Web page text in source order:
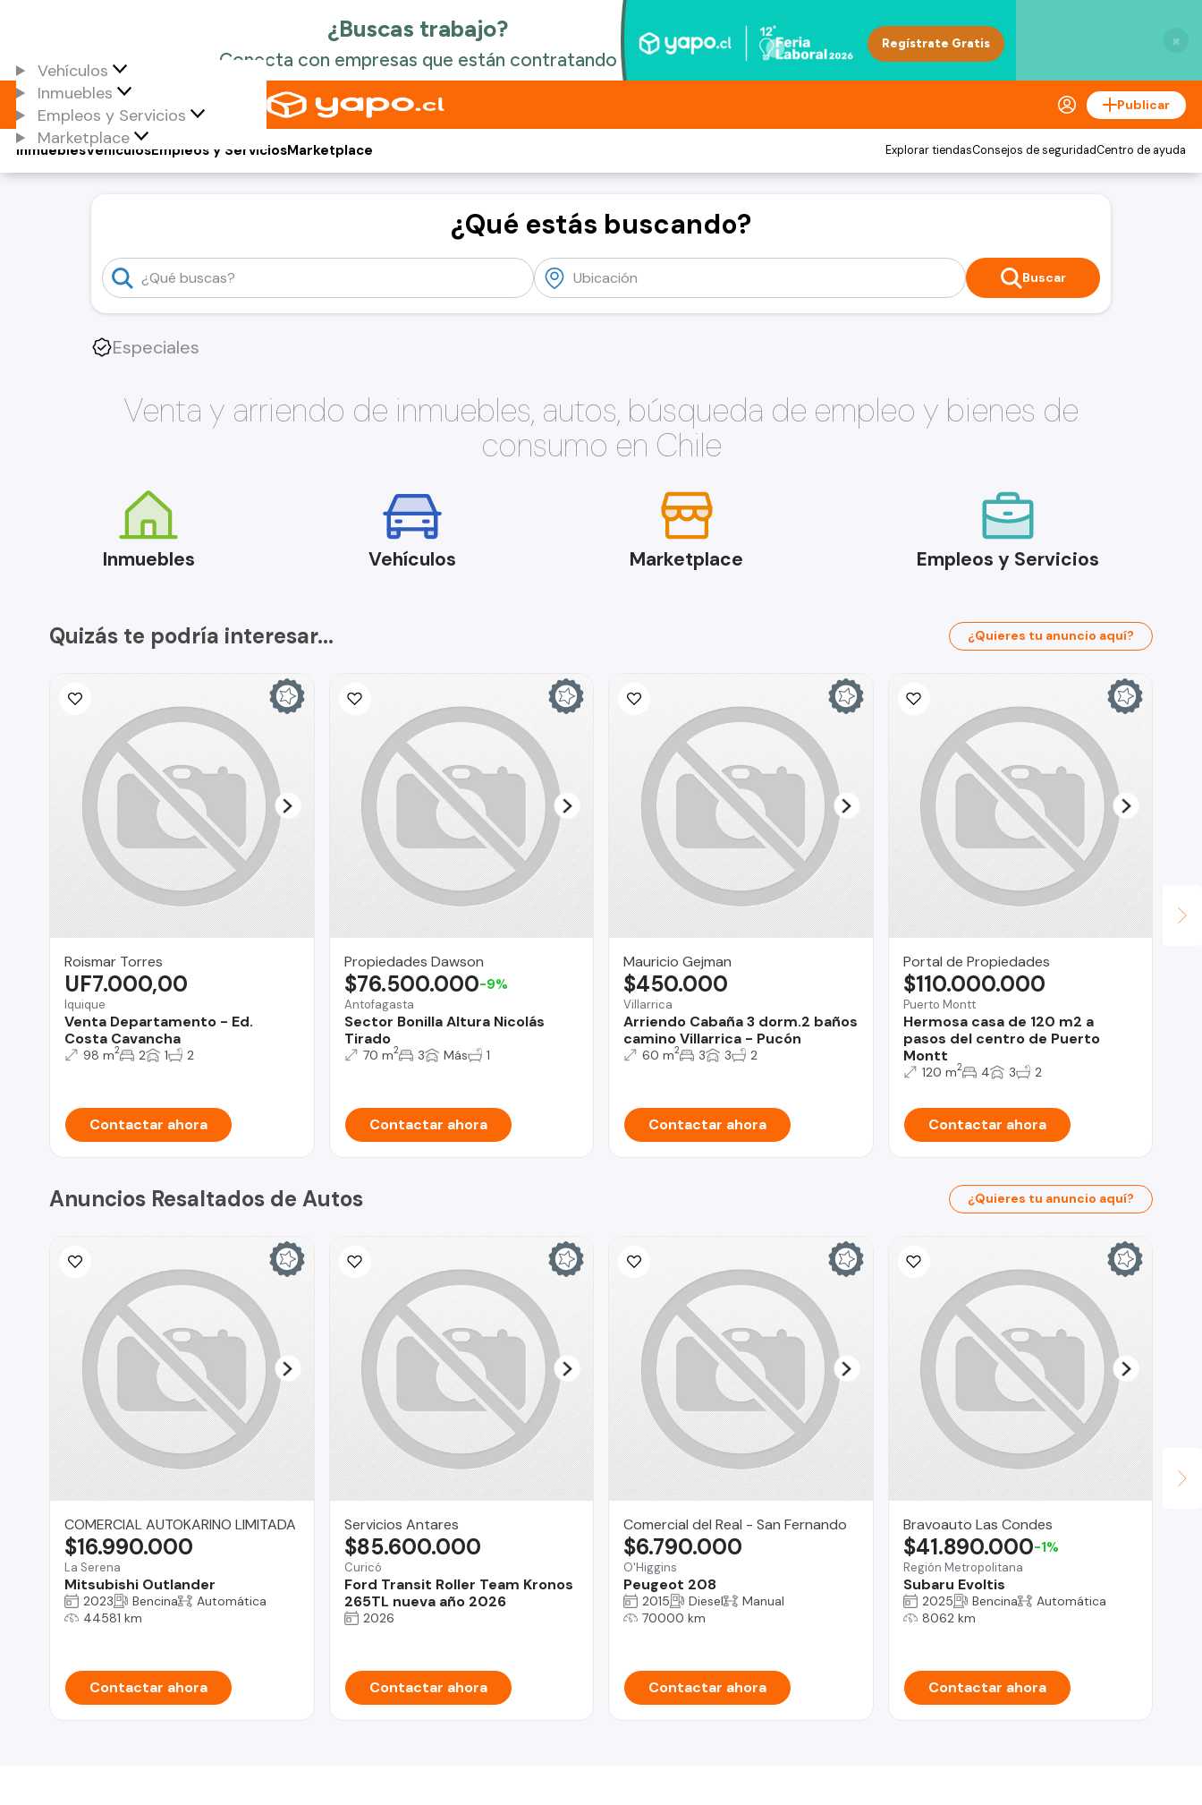
×
Vehículos
Inmuebles
Empleos y Servicios
Marketplace
Publicar
Vehículos
Inmuebles Empleos y ServiciosMarketplace Explorar tiendasConsejos de seguridadCentro de ayuda
¿Qué estás buscando?
Buscar
Especiales
Venta y arriendo de inmuebles, autos, búsqueda de empleo y bienes de
consumo en Chile
Inmuebles Vehículos Marketplace Empleos y Servicios
Quizás te podría interesar... ¿Quieres tu anuncio aquí?
Roismar Torres
Iquique
Venta Departamento - Ed.
Costa Cavancha
UF7.000,00
98 m2 2 1 2
Contactar ahora
Propiedades Dawson
Antofagasta
Sector Bonilla Altura Nicolás
Tirado
$76.500.000-9%
70 m2 3 Más 1
Contactar ahora
Mauricio Gejman
Villarrica
Arriendo Cabaña 3 dorm.2 baños
camino Villarrica - Pucón
$450.000
60 m2 3 3 2
Contactar ahora
Portal de Propiedades
Puerto Montt
Hermosa casa de 120 m2 a
pasos del centro de Puerto
Montt
$110.000.000
120 m2 4 3 2
Contactar ahora
Anuncios Resaltados de Autos ¿Quieres tu anuncio aquí?
COMERCIAL AUTOKARINO LIMITADA
La Serena
Mitsubishi Outlander
$16.990.000
2023 Bencina
Automática
44581 km
Contactar ahora
Servicios Antares
Curicó
Ford Transit Roller Team Kronos
265TL nueva año 2026
$85.600.000
2026
Contactar ahora
Comercial del Real - San Fernando
O'Higgins
Peugeot 208
$6.790.000
2015 Diesel
Manual
70000 km
Contactar ahora
Bravoauto Las Condes
Región Metropolitana
Subaru Evoltis
$41.890.000-1%
2025 Bencina
Automática
8062 km
Contactar ahora